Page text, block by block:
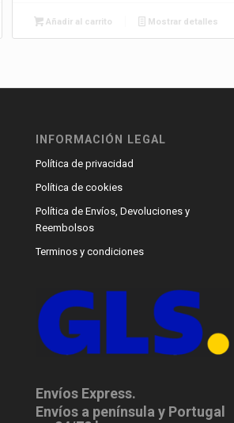
Añadir al carrito Mostrar detalles
INFORMACIÓN LEGAL
Política de privacidad
Política de cookies
Política de Envíos, Devoluciones y
Reembolsos
Terminos y condiciones
Envíos Express.
Envíos a península y Portugal